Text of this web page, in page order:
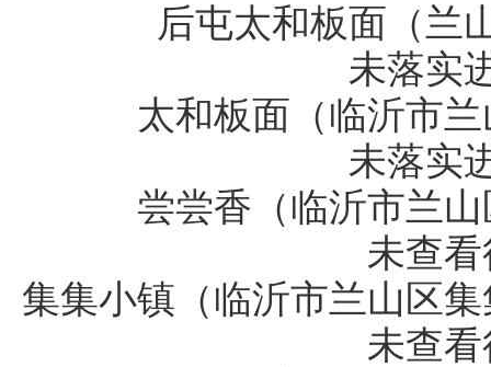
后屯太和板面（兰
未落实
太和板面（临沂市
未落实
尝尝香（临沂市兰
未查
集集小镇（临沂市兰山区
未查